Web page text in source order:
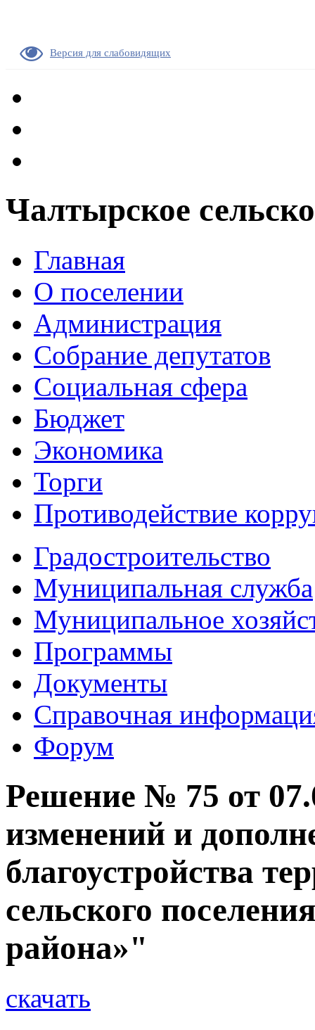
Версия для слабовидящих
Чалтырское
Главная
О поселении
Администрация
Собрание депутатов
Социальная сфера
Бюджет
Экономика
Торги
Противодействие
Градостроительство
Муниципальная служба
Муниципальное
Программы
Документы
Справочная
Форум
Решение № 75 от
изменений и
благоустройства
сельского
района»"
скачать